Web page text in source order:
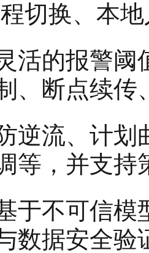
切换、本
活的报警阈
、断点续传
逆流、计
等，并支持
于不可信
数据安全验